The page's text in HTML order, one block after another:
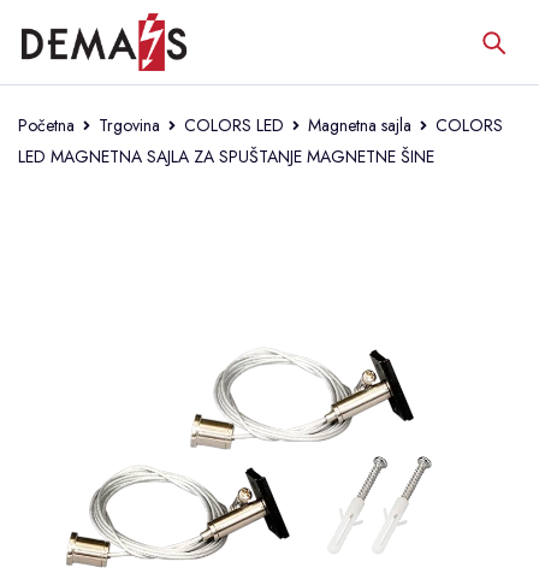
Početna Trgovina COLORS LED Magnetna sajla
COLORS
LED MAGNETNA SAJLA ZA SPUŠTANJE MAGNETNE ŠINE